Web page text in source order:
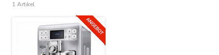
1 Artikel